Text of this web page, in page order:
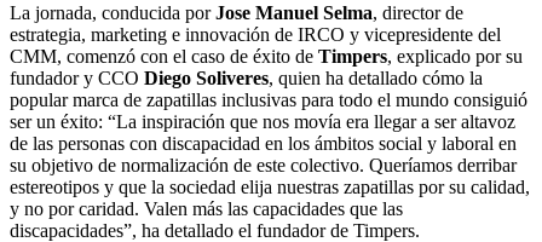
La jornada, conducida porJose Manuel Selma, director de
estrategia, marketing e innovación de IRCO y vicepresidente del
CMM, comenzó con el caso de éxito de Timpers, explicado por su
fundador y CCO Diego Soliveres, quien ha detallado cómo la
popular marca de zapatillas inclusivas para todo el mundo consiguió
ser un éxito: “La inspiración que nos movía era llegar a ser altavoz
de las personas con discapacidad en los ámbitos social y laboral en
su objetivo de normalización de este colectivo. Queríamos derribar
estereotipos y que la sociedad elija nuestras zapatillas por su calidad,
y no por caridad. Valen más las capacidades que las
discapacidades”, ha detallado el fundador de Timpers.